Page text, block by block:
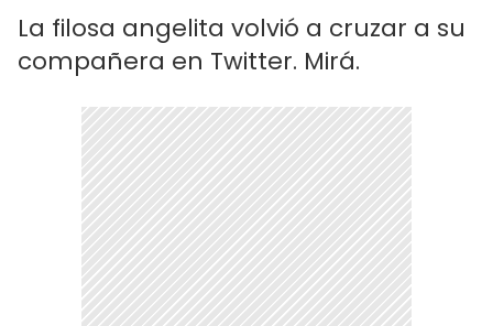
La filosa angelita volvió a cruzar a su
compañera en Twitter. Mirá.